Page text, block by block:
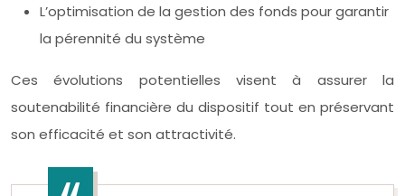
L’optimisation de la gestion des fonds pour garantir
la pérennité du système
Ces évolutions potentielles visent à assurer la
soutenabilité financière du dispositif tout en préservant
son efficacité et son attractivité.